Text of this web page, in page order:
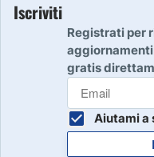
Iscriviti
Registrati per
gratis
Aiutami a